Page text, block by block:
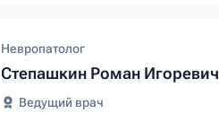
Невропатолог
Степашкин Роман Игоревич
Ведущий врач